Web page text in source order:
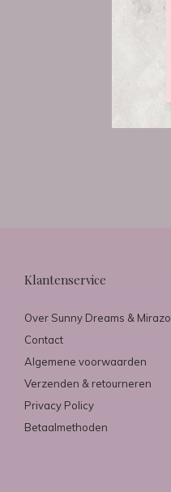
Klantenservice
Over Sunny Dreams & Mirazo
Contact
Algemene voorwaarden
Verzenden & retourneren
Privacy Policy
Betaalmethoden